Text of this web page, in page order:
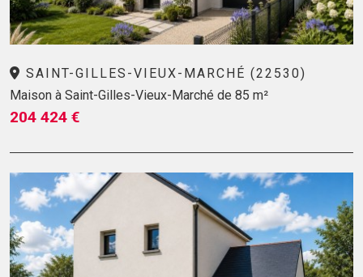
SAINT-GILLES-VIEUX-MARCHÉ (22530)
Maison à Saint-Gilles-Vieux-Marché de 85 m²
204 424 €